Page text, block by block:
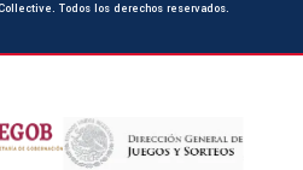
Todos los derechos reservados.